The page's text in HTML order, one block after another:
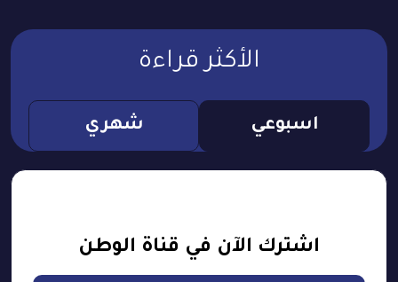
الأكثر قراءة
اسبوعي شهري
اشترك الآن في قناة الوطن